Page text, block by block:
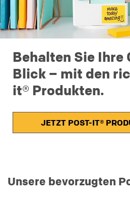
Behalten Sie Ihre
Blick – mit den
it® Produkten.
JETZT POST-IT®
Unsere bevorzugten